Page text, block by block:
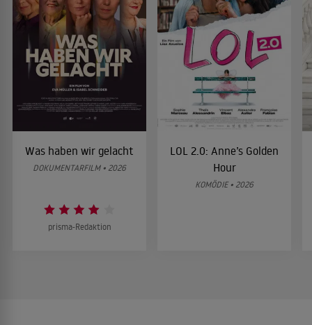
Was haben wir gelacht
DOKUMENTARFILM • 2026
prisma-Redaktion
LOL 2.0: Anne’s Golden
Hour
KOMÖDIE • 2026